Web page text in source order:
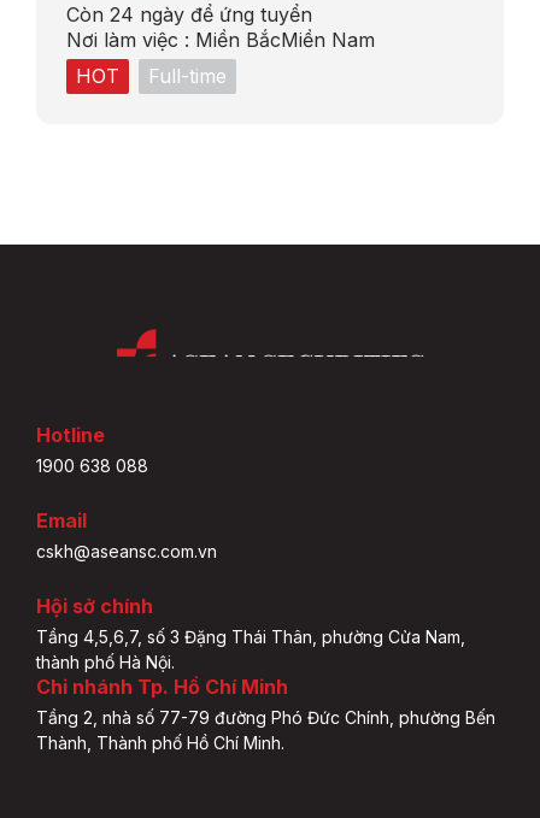
Còn 24 ngày để ứng tuyển
Nơi làm việc : Miền BắcMiền Nam
HOT
Full-time
Hotline
1900 638 088
Email
cskh@aseansc.com.vn
Hội sở chính
Tầng 4,5,6,7, số 3 Đặng Thái Thân, phường Cửa Nam,
thành phố Hà Nội.
Chi nhánh Tp. Hồ Chí Minh
Tầng 2, nhà số 77-79 đường Phó Đức Chính, phường Bến
Thành, Thành phố Hồ Chí Minh.